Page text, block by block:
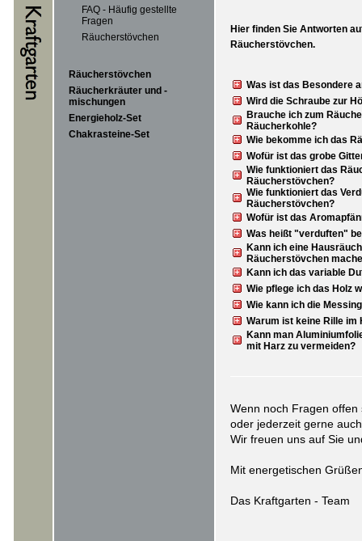
FAQ - Häufig gestellte
Fragen
Räucherstövchen
Räucherstövchen
Räucherkräuter und -
mischungen
Energieholz-Set
Chakrasteine-Set
Hier finden Sie Antworten
Räucherstövchen.
Was ist das Besondere
Wird die Schraube zur
Brauche ich zum
Räucherkohle?
Wie bekomme ich das
Wofür ist das grobe
Wie funktioniert das
Räucherstövchen?
Wie funktioniert das
Räucherstövchen?
Wofür ist das
Was heißt "verduften"
Kann ich eine
Räucherstövchen
Kann ich das variable
Wie pflege ich das Holz
Wie kann ich die
Warum ist keine Rille im
Kann man
mit Harz zu vermeiden?
Wenn noch Fragen
oder jederzeit gerne
Wir freuen uns auf Sie
Mit energetischen
Das Kraftgarten - Team